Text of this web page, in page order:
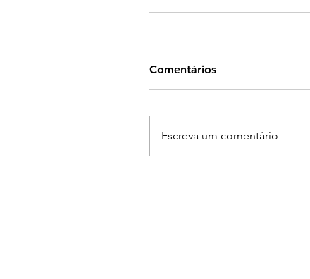
Comentários
Escreva um comentário